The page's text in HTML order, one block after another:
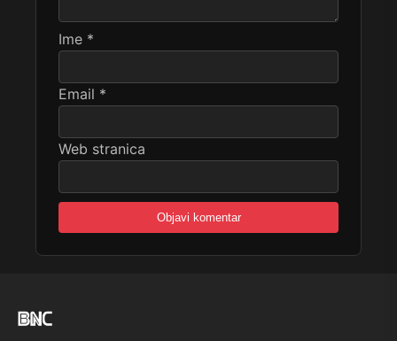
Ime *
Email *
Web stranica